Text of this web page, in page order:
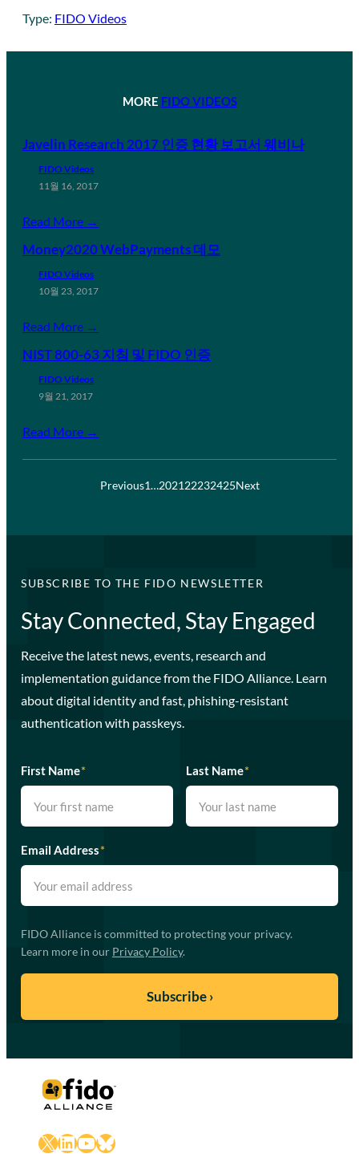
Type: FIDO Videos
MORE FIDO VIDEOS
Javelin Research 2017 인증 현황 보고서 웨비나
FIDO Videos
11월 16, 2017
Read More →
Money2020 WebPayments 데모
FIDO Videos
10월 23, 2017
Read More →
NIST 800-63 지침 및 FIDO 인증
FIDO Videos
9월 21, 2017
Read More →
Previous1…202122232425Next
SUBSCRIBE TO THE FIDO NEWSLETTER
Stay Connected, Stay Engaged
Receive the latest news, events, research and
implementation guidance from the FIDO Alliance. Learn
about digital identity and fast, phishing-resistant
authentication with passkeys.
First Name* Last Name*
Email Address*
FIDO Alliance is committed to protecting your privacy.
Learn more in our Privacy Policy.
X LinkedIn
YouTube
Bluesky